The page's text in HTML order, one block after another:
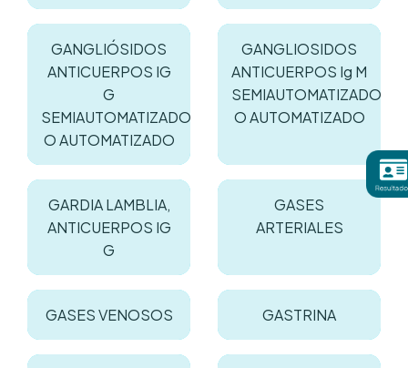
GANGLIÓSIDOS
ANTICUERPOS IG
G
SEMIAUTOMATIZADO
O AUTOMATIZADO
GANGLIOSIDOS
ANTICUERPOS Ig M
SEMIAUTOMATIZADO
O AUTOMATIZADO
GARDIA LAMBLIA,
ANTICUERPOS IG
G
GASES
ARTERIALES
GASES VENOSOS GASTRINA